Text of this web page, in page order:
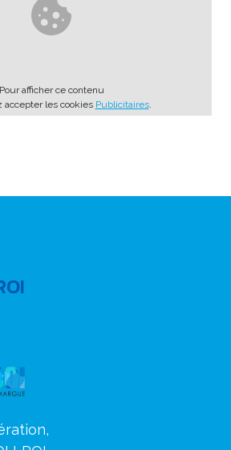
Pour afficher ce contenu
accepter les cookies Publicitaires.